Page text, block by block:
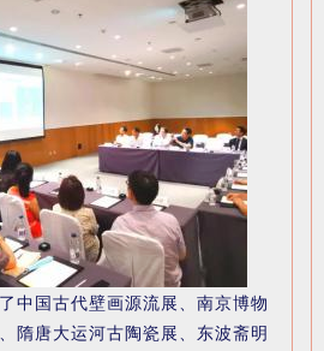
中国古代壁画源流展、南京博物
隋唐大运河古陶瓷展、东波斋明